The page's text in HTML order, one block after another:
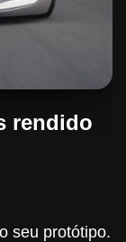
rendido
seu protótipo.